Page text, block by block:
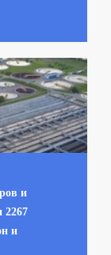
и
2267
и